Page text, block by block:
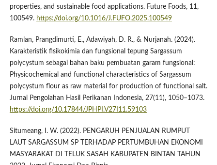
properties, and sustainable food applications. Future Foods, 11,
100549. https://doi.org/10.1016/J.FUFO.2025.100549
Ramlan, Prangdimurti, E., Adawiyah, D. R., & Nurjanah. (2024).
Karakteristik fisikokimia dan fungsional tepung Sargassum
polycystum sebagai bahan baku pembuatan garam fungsional:
Physicochemical and functional characteristics of Sargassum
polycystum flour as raw material for production of functional salt.
Jurnal Pengolahan Hasil Perikanan Indonesia, 27(11), 1050–1073.
https://doi.org/10.17844/JPHPI.V27I11.59103
Situmeang, I. W. (2022). PENGARUH PENJUALAN RUMPUT
LAUT SARGASSUM SP TERHADAP PERTUMBUHAN EKONOMI
MASYARAKAT DI TELUK SASAH KABUPATEN BINTAN TAHUN